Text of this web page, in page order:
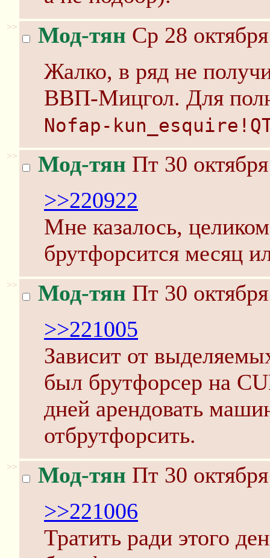
>> Мод-тян Ср 28
Жалко, в ряд не
ВВП-Мицгол. Для
Nofap-
>> Мод-тян Пт 30
>>220922
Мне казалось,
брутфорсится месяц
>> Мод-тян Пт 30
>>221005
Зависит от
был брутфорсер на
дней арендовать
отбрутфорсить.
>> Мод-тян Пт 30
>>221006
Тратить ради этого